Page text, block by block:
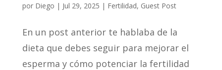
por Diego | Jul 29, 2025 | Fertilidad, Guest Post
En un post anterior te hablaba de la
dieta que debes seguir para mejorar el
esperma y cómo potenciar la fertilidad